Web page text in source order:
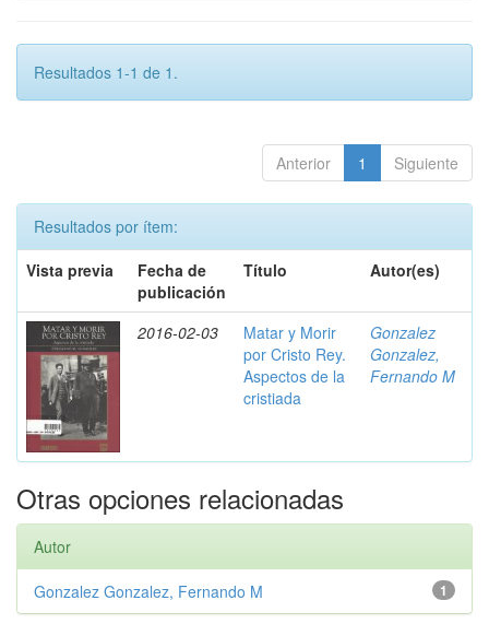
Resultados 1-1 de 1.
Anterior 1 Siguiente
Resultados por ítem:
Vista previa
Fecha de
publicación
Título Autor(es)
2016-02-03
Matar y Morir
por Cristo Rey.
Aspectos de la
cristiada
Gonzalez
Gonzalez,
Fernando M
Otras opciones relacionadas
Autor
1
Gonzalez Gonzalez, Fernando M